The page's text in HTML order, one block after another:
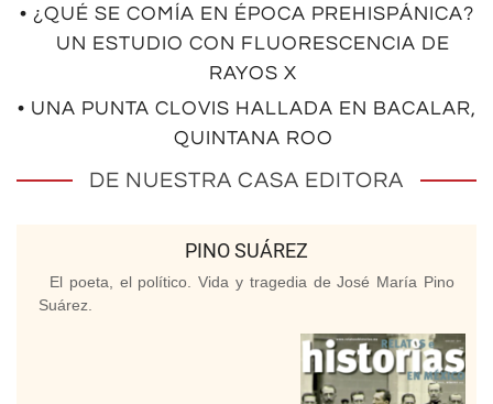
• ¿QUÉ SE COMÍA EN ÉPOCA PREHISPÁNICA?
UN ESTUDIO CON FLUORESCENCIA DE
RAYOS X
• UNA PUNTA CLOVIS HALLADA EN BACALAR,
QUINTANA ROO
DE NUESTRA CASA EDITORA
PINO SUÁREZ
El poeta, el político. Vida y tragedia de José María Pino
Suárez.